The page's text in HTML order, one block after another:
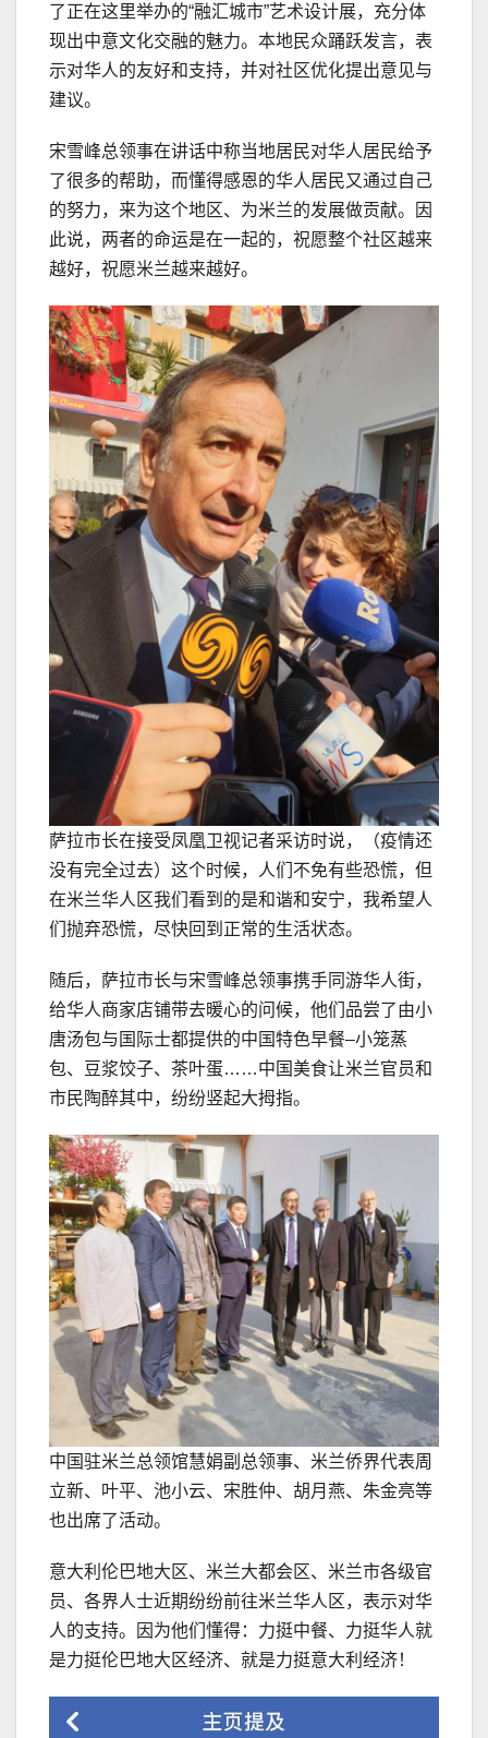
了正在这里举办的“融汇城市”艺术设计展，充分体
现出中意文化交融的魅力。本地民众踊跃发言，表
示对华人的友好和支持，并对社区优化提出意见与
建议。
宋雪峰总领事在讲话中称当地居民对华人居民给予
了很多的帮助，而懂得感恩的华人居民又通过自己
的努力，来为这个地区、为米兰的发展做贡献。因
此说，两者的命运是在一起的，祝愿整个社区越来
越好，祝愿米兰越来越好。
萨拉市长在接受凤凰卫视记者采访时说，（疫情还
没有完全过去）这个时候，人们不免有些恐慌，但
在米兰华人区我们看到的是和谐和安宁，我希望人
们抛弃恐慌，尽快回到正常的生活状态。
随后，萨拉市长与宋雪峰总领事携手同游华人街，
给华人商家店铺带去暖心的问候，他们品尝了由小
唐汤包与国际士都提供的中国特色早餐–小笼蒸
包、豆浆饺子、茶叶蛋……中国美食让米兰官员和
市民陶醉其中，纷纷竖起大拇指。
中国驻米兰总领馆慧娟副总领事、米兰侨界代表周
立新、叶平、池小云、宋胜仲、胡月燕、朱金亮等
也出席了活动。
意大利伦巴地大区、米兰大都会区、米兰市各级官
员、各界人士近期纷纷前往米兰华人区，表示对华
人的支持。因为他们懂得：力挺中餐、力挺华人就
是力挺伦巴地大区经济、就是力挺意大利经济！